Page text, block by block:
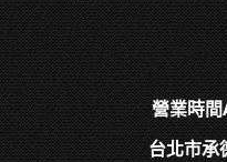
營業時
台北市承